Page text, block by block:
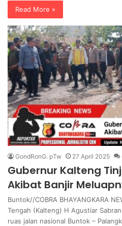
Read More »
GondRonG. pTw 27 April 2025
Gubernur Kalteng
Akibat Banjir
Buntok//COBRA BHAYANGKARA
Tengah (Kalteng) H Agustiar
ruas jalan nasional Buntok –